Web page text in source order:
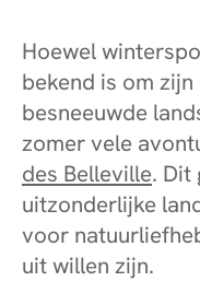
Hoewel
bekend is om
besneeuwde
zomer vele
des Belleville. Dit
uitzonderlijke
voor
uit willen zijn.